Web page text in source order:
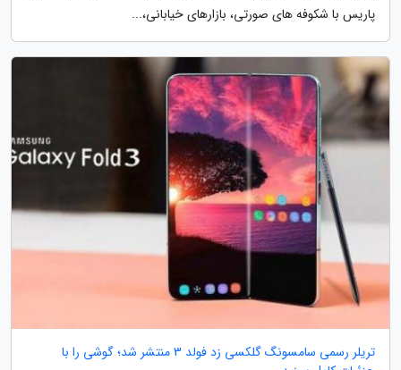
پاریس با شکوفه های صورتی، بازارهای خیابانی،...
تریلر رسمی سامسونگ گلکسی زد فولد 3 منتشر شد؛ گوشی را با